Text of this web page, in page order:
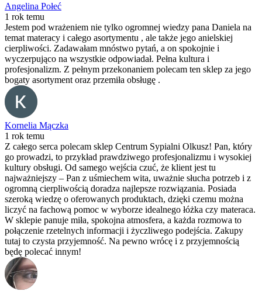
Angelina Połeć
1 rok temu
Jestem pod wrażeniem nie tylko ogromnej wiedzy pana Daniela na
temat materacy i całego asortymentu , ale także jego anielskiej
cierpliwości. Zadawałam mnóstwo pytań, a on spokojnie i
wyczerpująco na wszystkie odpowiadał. Pełna kultura i
profesjonalizm. Z pełnym przekonaniem polecam ten sklep za jego
bogaty asortyment oraz przemiła obsługę .
Kornelia Mączka
1 rok temu
Z całego serca polecam sklep Centrum Sypialni Olkusz! Pan, który
go prowadzi, to przykład prawdziwego profesjonalizmu i wysokiej
kultury obsługi. Od samego wejścia czuć, że klient jest tu
najważniejszy – Pan z uśmiechem wita, uważnie słucha potrzeb i z
ogromną cierpliwością doradza najlepsze rozwiązania. Posiada
szeroką wiedzę o oferowanych produktach, dzięki czemu można
liczyć na fachową pomoc w wyborze idealnego łóżka czy materaca.
W sklepie panuje miła, spokojna atmosfera, a każda rozmowa to
połączenie rzetelnych informacji i życzliwego podejścia. Zakupy
tutaj to czysta przyjemność. Na pewno wrócę i z przyjemnością
będę polecać innym!